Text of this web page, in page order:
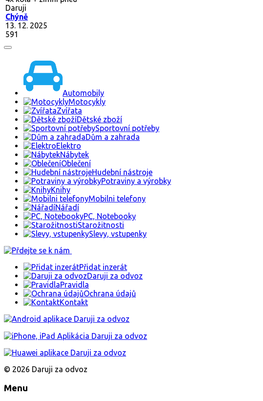
Daruji
Chýně
13. 12. 2025
591
Automobily
Motocykly
Zvířata
Dětské zboží
Sportovní potřeby
Dům a zahrada
Elektro
Nábytek
Oblečení
Hudební nástroje
Potraviny a výrobky
Knihy
Mobilni telefony
Nářadí
PC, Notebooky
Starožitnosti
Slevy, vstupenky
Přidat inzerát
Daruji za odvoz
Pravidla
Ochrana údajů
Kontakt
© 2026 Daruji za odvoz
Menu